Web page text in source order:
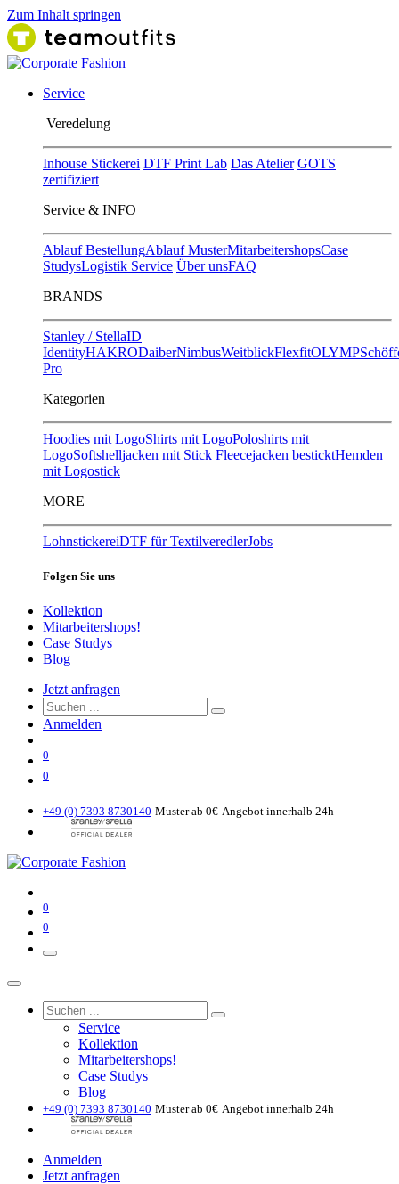
Zum Inhalt springen
Service
Ver​edelung
Inhouse Stickerei DTF Print Lab Das Atelier GOTS
zertifiziert
Service & INFO
Ablauf BestellungAblauf MusterMitarbeitershopsCase
StudysLogistik Service Über unsFAQ
BRANDS
Stanley / StellaID
IdentityHAKRODaiberNimbusWeitblickFlexfitOLYMP
Pro
Kategorien
Hoodies mit LogoShirts mit LogoPoloshirts mit
LogoSoftshelljacken mit Stick Fleecejacken besticktHemden
mit Logostick
MORE
LohnstickereiDTF für TextilveredlerJobs
Folgen Sie uns
Kollektion
Mitarbeitershops!
Case Studys
Blog
Jetzt anfragen
Anmelden
0
0
+49 (0) 7393 8730140 Muster ab 0€ Angebot innerhalb 24h
0
0
Service
Kollektion
Mitarbeitershops!
Case Studys
Blog
+49 (0) 7393 8730140 Muster ab 0€ Angebot innerhalb 24h
Anmelden
Jetzt anfragen